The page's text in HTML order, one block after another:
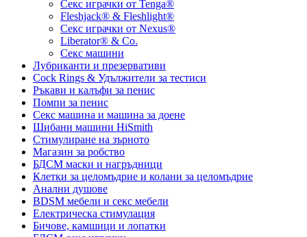
Секс играчки от Tenga®
Fleshjack® & Fleshlight®
Секс играчки от Nexus®
Liberator® & Co.
Секс машини
Лубриканти и презервативи
Cock Rings & Удължители за тестиси
Ръкави и калъфи за пенис
Помпи за пенис
Секс машина и машина за доене
Шибани машини HiSmith
Стимулиране на зърното
Магазин за робство
БДСМ маски и нагръдници
Клетки за целомъдрие и колани за целомъдрие
Анални душове
BDSM мебели и секс мебели
Електрическа стимулация
Бичове, камшици и лопатки